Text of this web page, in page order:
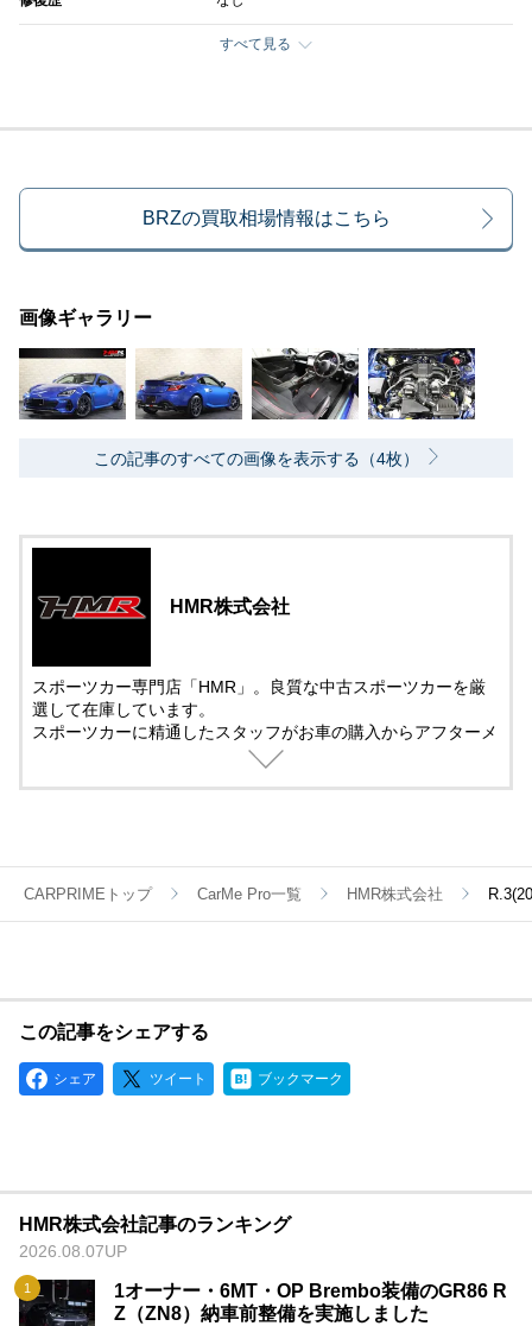
すべて見る
BRZの買取相場情報はこちら
画像ギャラリー
この記事のすべての画像を表示する（4枚）
HMR株式会社
スポーツカー専門店「HMR」。良質な中古スポーツカーを厳
選して在庫しています。
スポーツカーに精通したスタッフがお車の購入からアフターメ
ンテナンス＆チューニングまでサポート。
CARPRIMEトップ CarMe Pro一覧 HMR株式会社
この記事をシェアする
シェア ツイート ブックマーク
HMR株式会社記事のランキング
2026.08.07UP
1オーナー・6MT・OP Brembo装備のGR86 R
Z（ZN8）納車前整備を実施しました